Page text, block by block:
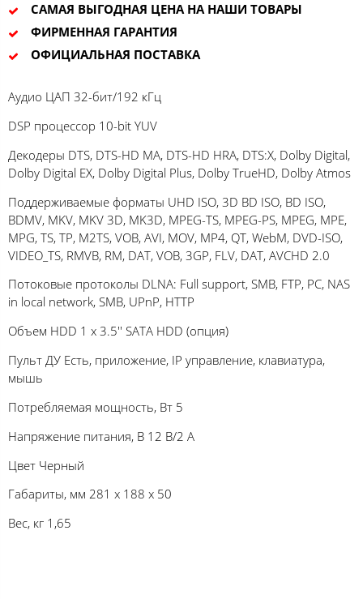
САМАЯ ВЫГОДНАЯ ЦЕНА НА НАШИ ТОВАРЫ
ФИРМЕННАЯ ГАРАНТИЯ
ОФИЦИАЛЬНАЯ ПОСТАВКА
Аудио ЦАП 32-бит/192 кГц
DSP процессор 10-bit YUV
Декодеры DTS, DTS-HD MA, DTS-HD HRA, DTS:X, Dolby Digital,
Dolby Digital EX, Dolby Digital Plus, Dolby TrueHD, Dolby Atmos
Поддерживаемые форматы UHD ISO, 3D BD ISO, BD ISO,
BDMV, MKV, MKV 3D, MK3D, MPEG-TS, MPEG-PS, MPEG, MPE,
MPG, TS, TP, M2TS, VOB, AVI, MOV, MP4, QT, WebM, DVD-ISO,
VIDEO_TS, RMVB, RM, DAT, VOB, 3GP, FLV, DAT, AVCHD 2.0
Потоковые протоколы DLNA: Full support, SMB, FTP, PC, NAS
in local network, SMB, UPnP, HTTP
Объем HDD 1 х 3.5'' SATA HDD (опция)
Пульт ДУ Есть, приложение, IP управление, клавиатура,
мышь
Потребляемая мощность, Вт 5
Напряжение питания, В 12 В/2 А
Цвет Черный
Габариты, мм 281 x 188 x 50
Вес, кг 1,65